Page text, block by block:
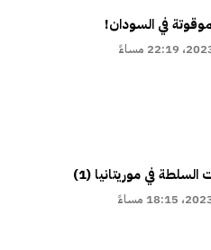
في السودان!
في موريتانيا (1)